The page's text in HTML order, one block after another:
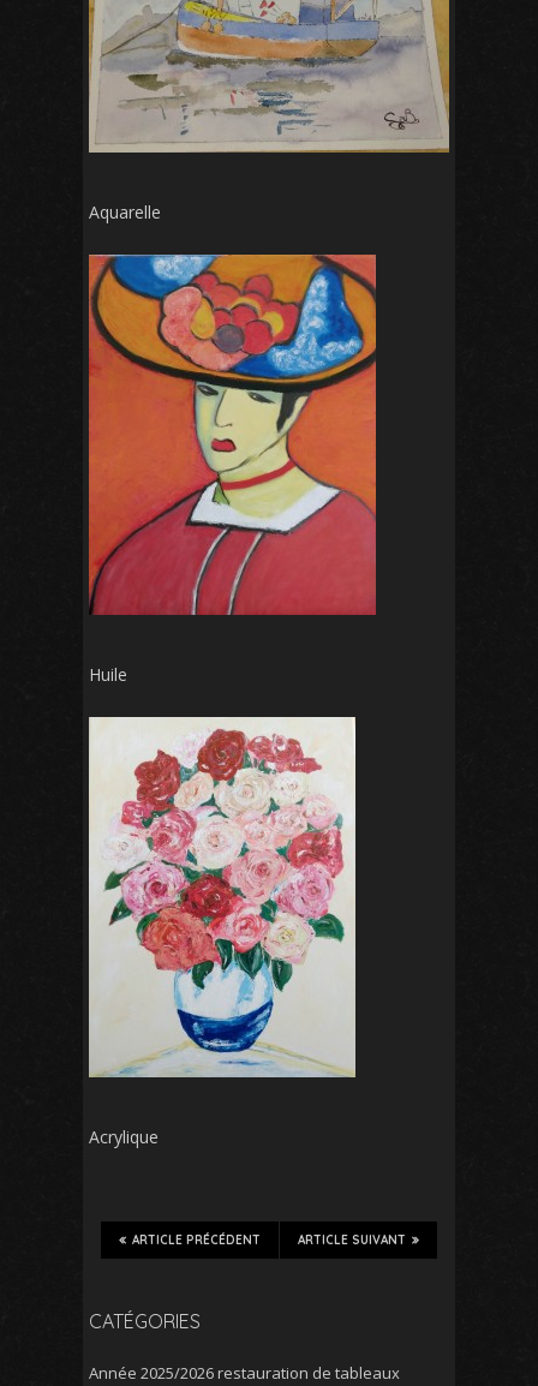
Aquarelle
Huile
Acrylique
ARTICLE SUIVANT
ARTICLE PRÉCÉDENT
CATÉGORIES
Année 2025/2026 restauration de tableaux